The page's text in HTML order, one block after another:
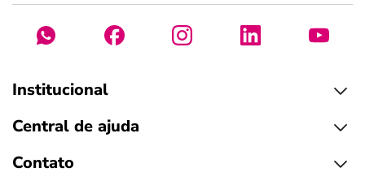
Institucional
Central de ajuda
Contato